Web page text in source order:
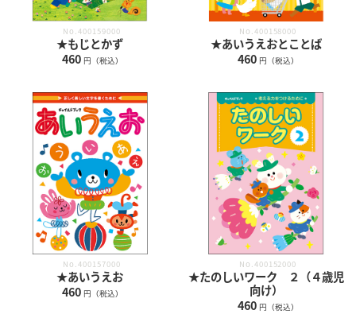
No.400159000
★もじとかず
460 円（税込）
No.400158000
★あいうえおとことば
460 円（税込）
No.400157000
★あいうえお
460 円（税込）
No.400152000
★たのしいワーク ２（４歳児
向け）
460 円（税込）